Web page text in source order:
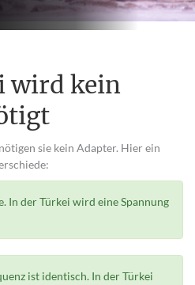
wird kein
sie kein Adapter. Hier ein
In der Türkei wird eine Spannung
ist identisch. In der Türkei